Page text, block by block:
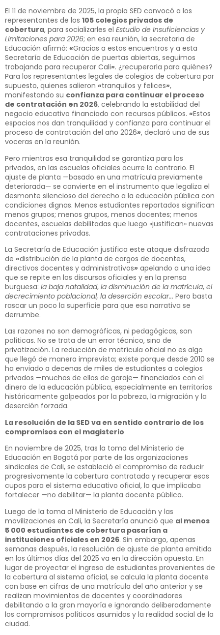
El 11 de noviembre de 2025, la propia SED convocó a los
representantes de los 105 colegios privados de
cobertura, para socializarles el Estudio de Insuficiencias y
Limitaciones para 2026; en esa reunión, la secretaria de
Educación afirmó: «Gracias a estos encuentros y a esta
Secretaría de Educación de puertas abiertas, seguimos
trabajando para recuperar Cali». ¿recuperarla para quiénes?
Para los representantes legales de colegios de cobertura por
supuesto, quienes salieron «tranquilos y felices»,
manifestando su confianza para continuar el proceso
de contratación en 2026, celebrando la estabilidad del
negocio educativo financiado con recursos públicos. «Estos
espacios nos dan tranquilidad y confianza para continuar el
proceso de contratación del año 2026», declaró una de sus
voceras en la reunión.
Pero mientras esa tranquilidad se garantiza para los
privados, en las escuelas oficiales ocurre lo contrario. El
ajuste de planta —basado en una matrícula previamente
deteriorada— se convierte en el instrumento que legaliza el
desmonte silencioso del derecho a la educación pública con
condiciones dignas. Menos estudiantes reportados significan
menos grupos; menos grupos, menos docentes; menos
docentes, escuelas debilitadas que luego «justifican» nuevas
contrataciones privadas.
La Secretaría de Educación justifica este ataque disfrazado
de «distribución de la planta de cargos de docentes,
directivos docentes y administrativos» apelando a una idea
que se repite en los discursos oficiales y en la prensa
burguesa: la baja natalidad, la disminución de la matrícula, el
decrecimiento poblacional, la deserción escolar... Pero basta
rascar un poco la superficie para que esa narrativa se
derrumbe.
Las razones no son demográficas, ni pedagógicas, son
políticas. No se trata de un error técnico, sino de
privatización. La reducción de matrícula oficial no es algo
que llegó de manera imprevista; existe porque desde 2010 se
ha enviado a decenas de miles de estudiantes a colegios
privados —muchos de ellos de garaje— financiados con el
dinero de la educación pública, especialmente en territorios
históricamente golpeados por la pobreza, la migración y la
deserción forzada.
La resolución de la SED va en sentido contrario de los
compromisos con el magisterio
En noviembre de 2025, tras la toma del Ministerio de
Educación en Bogotá por parte de las organizaciones
sindicales de Cali, se estableció el compromiso de reducir
progresivamente la cobertura contratada y recuperar esos
cupos para el sistema educativo oficial, lo que implicaba
fortalecer —no debilitar— la planta docente pública.
Luego de la toma al Ministerio de Educación y las
movilizaciones en Cali, la Secretaría anunció que al menos
5 000 estudiantes de cobertura pasarían a
instituciones oficiales en 2026. Sin embargo, apenas
semanas después, la resolución de ajuste de planta emitida
en los últimos días del 2025 va en la dirección opuesta. En
lugar de proyectar el ingreso de estudiantes provenientes de
la cobertura al sistema oficial, se calcula la planta docente
con base en cifras de una matrícula del año anterior y se
realizan movimientos de docentes y coordinadores
debilitando a la gran mayoría e ignorando deliberadamente
los compromisos políticos asumidos y la realidad social de la
ciudad.